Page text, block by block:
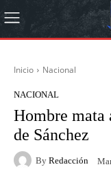
Inicio Nacional
NACIONAL
Hombre mata
de Sánchez
By Redacción